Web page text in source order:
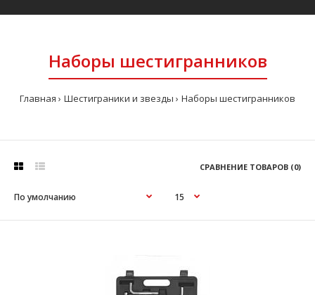
Наборы шестигранников
Главная Шестиграники и звезды Наборы шестигранников
СРАВНЕНИЕ ТОВАРОВ (0)